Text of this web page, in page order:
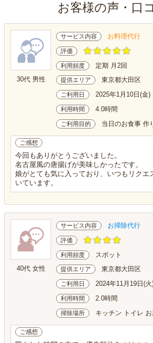
お客様の声・口
30代 男性
サービス内容 お料理代行
評価
利用頻度 定期 月2回
提供エリア 東京都大田区
ご利用日 2025年1月10日(金)
利用時間 4.0時間
ご利用目的 当日のお食事 作
ご感想
今回もありがとうございました。
名古屋風の唐揚げが美味しかったです。
娘がとても気に入っており、いつもリクエ
いています。
40代 女性
サービス内容 お掃除代行
評価
利用頻度 スポット
提供エリア 東京都大田区
ご利用日 2024年11月19日(火
利用時間 2.0時間
掃除場所 キッチン トイレ
ご感想